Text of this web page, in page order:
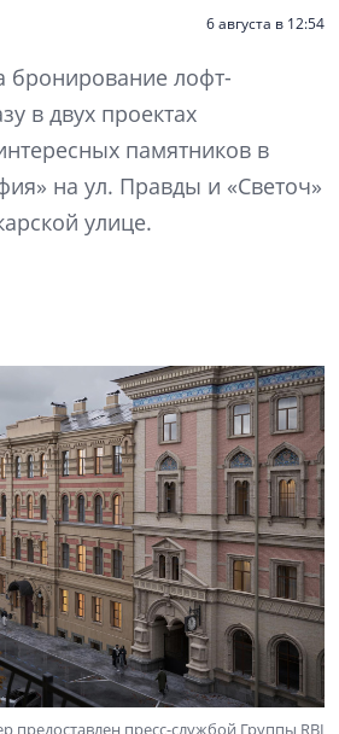
6 августа в 12:54
бронирование лофт-
в двух проектах
памятников в
на ул. Правды и «Светоч»
улице.
предоставлен пресс-службой Группы RBI